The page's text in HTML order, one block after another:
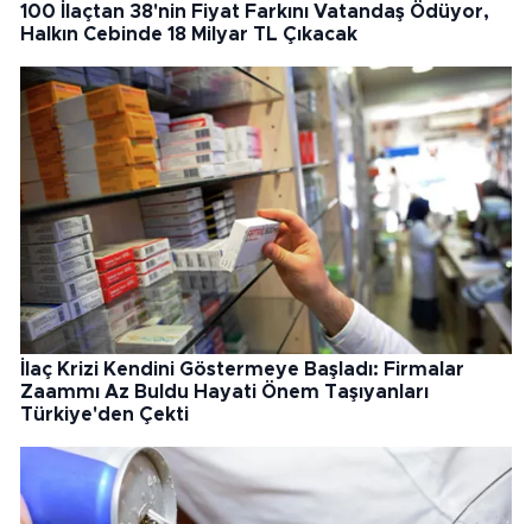
100 İlaçtan 38'nin Fiyat Farkını Vatandaş Ödüyor,
Halkın Cebinde 18 Milyar TL Çıkacak
İlaç Krizi Kendini Göstermeye Başladı: Firmalar
Zaammı Az Buldu Hayati Önem Taşıyanları
Türkiye'den Çekti